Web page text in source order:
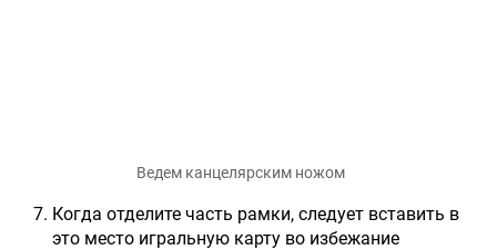
Ведем канцелярским ножом
Когда отделите часть рамки, следует вставить в
это место игральную карту во избежание